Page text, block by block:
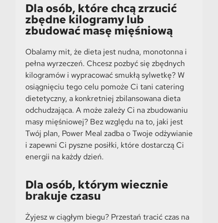
Dla osób, które chcą zrzucić
zbędne kilogramy lub
zbudować masę mięśniową
Obalamy mit, że dieta jest nudna, monotonna i
pełna wyrzeczeń. Chcesz pozbyć się zbędnych
kilogramów i wypracować smukłą sylwetkę? W
osiągnięciu tego celu pomoże Ci tani catering
dietetyczny, a konkretniej zbilansowana dieta
odchudzająca. A może zależy Ci na zbudowaniu
masy mięśniowej? Bez względu na to, jaki jest
Twój plan, Power Meal zadba o Twoje odżywianie
i zapewni Ci pyszne posiłki, które dostarczą Ci
energii na każdy dzień.
Dla osób, którym wiecznie
brakuje czasu
Żyjesz w ciągłym biegu? Przestań tracić czas na